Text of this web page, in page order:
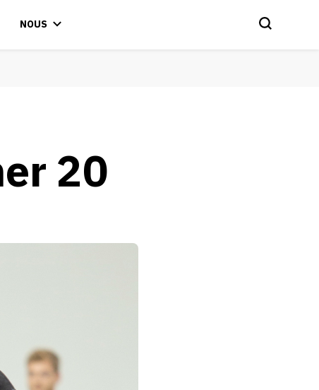
NOUS
20